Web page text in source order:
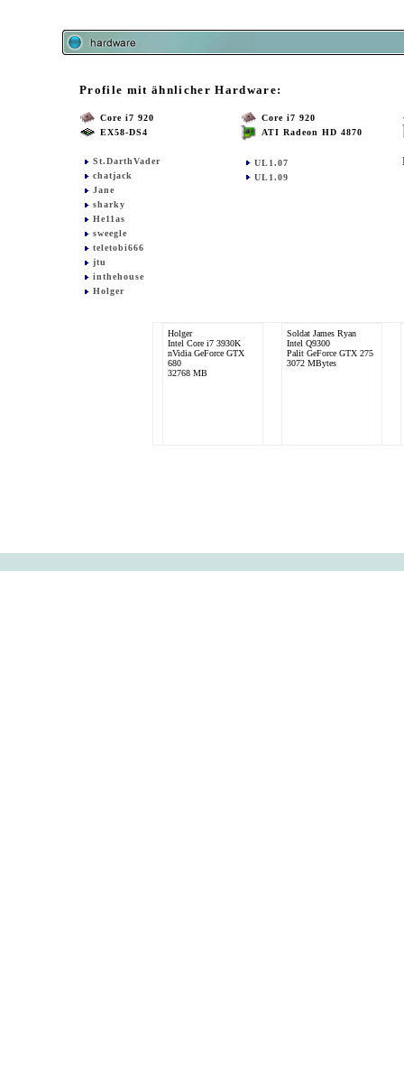
Profile mit ähnlicher Hardware:
Core i7 920
EX58-DS4
St.DarthVader
chatjack
Jane
sharky
He11as
sweegle
teletobi666
jtu
inthehouse
Holger
Core i7 920
ATI Radeon HD 4870
UL1.07
UL1.09
Holger
Intel Core i7 3930K
nVidia GeForce GTX
680
32768 MB
Soldat James Ryan
Intel Q9300
Palit GeForce GTX 275
3072 MBytes